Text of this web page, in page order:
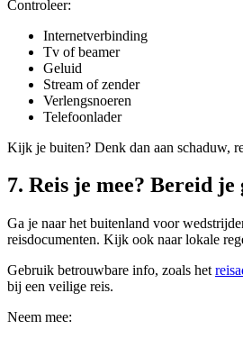
Controleer:
Internetverbinding
Tv of beamer
Geluid
Stream of zender
Verlengsnoeren
Telefoonlader
Kijk je buiten? Denk dan aan schaduw,
7. Reis je mee? Bereid je
Ga je naar het buitenland voor
reisdocumenten. Kijk ook naar lokale
Gebruik betrouwbare info, zoals het
bij een veilige reis.
Neem mee: